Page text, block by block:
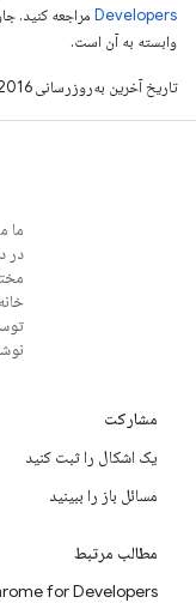
Developers‏
وابسته به آن است.
تاریخ آخرین به‌روزرسانی 2016-10-04 به‌وقت ساعت هماهنگ جهانی.
ما
در
مشارکت
یک اشکال را ثبت کنید
مسائل باز را ببینید
مطالب مرتبط
for Developers